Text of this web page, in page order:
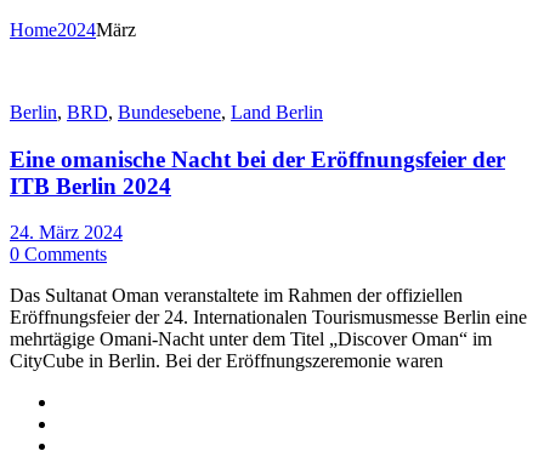
Home2024März
Berlin, BRD, Bundesebene, Land Berlin
Eine omanische Nacht bei der Eröffnungsfeier der
ITB Berlin 2024
24. März 2024
0 Comments
Das Sultanat Oman veranstaltete im Rahmen der offiziellen
Eröffnungsfeier der 24. Internationalen Tourismusmesse Berlin eine
mehrtägige Omani-Nacht unter dem Titel „Discover Oman“ im
CityCube in Berlin. Bei der Eröffnungszeremonie waren